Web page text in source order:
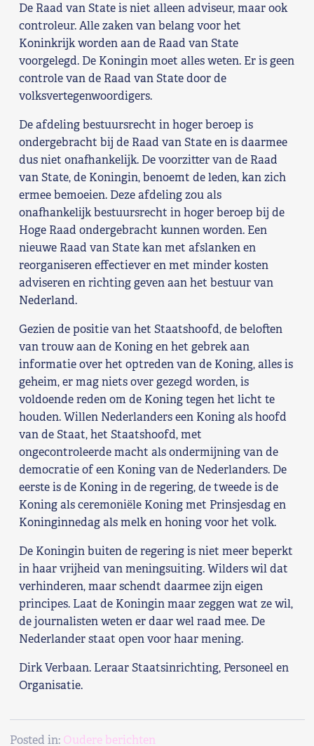
De Raad van State is niet alleen adviseur, maar ook
controleur. Alle zaken van belang voor het
Koninkrijk worden aan de Raad van State
voorgelegd. De Koningin moet alles weten. Er is geen
controle van de Raad van State door de
volksvertegenwoordigers.
De afdeling bestuursrecht in hoger beroep is
ondergebracht bij de Raad van State en is daarmee
dus niet onafhankelijk. De voorzitter van de Raad
van State, de Koningin, benoemt de leden, kan zich
ermee bemoeien. Deze afdeling zou als
onafhankelijk bestuursrecht in hoger beroep bij de
Hoge Raad ondergebracht kunnen worden. Een
nieuwe Raad van State kan met afslanken en
reorganiseren effectiever en met minder kosten
adviseren en richting geven aan het bestuur van
Nederland.
Gezien de positie van het Staatshoofd, de beloften
van trouw aan de Koning en het gebrek aan
informatie over het optreden van de Koning, alles is
geheim, er mag niets over gezegd worden, is
voldoende reden om de Koning tegen het licht te
houden. Willen Nederlanders een Koning als hoofd
van de Staat, het Staatshoofd, met
ongecontroleerde macht als ondermijning van de
democratie of een Koning van de Nederlanders. De
eerste is de Koning in de regering, de tweede is de
Koning als ceremoniële Koning met Prinsjesdag en
Koninginnedag als melk en honing voor het volk.
De Koningin buiten de regering is niet meer beperkt
in haar vrijheid van meningsuiting. Wilders wil dat
verhinderen, maar schendt daarmee zijn eigen
principes. Laat de Koningin maar zeggen wat ze wil,
de journalisten weten er daar wel raad mee. De
Nederlander staat open voor haar mening.
Dirk Verbaan. Leraar Staatsinrichting, Personeel en
Organisatie.
Posted in: Oudere berichten